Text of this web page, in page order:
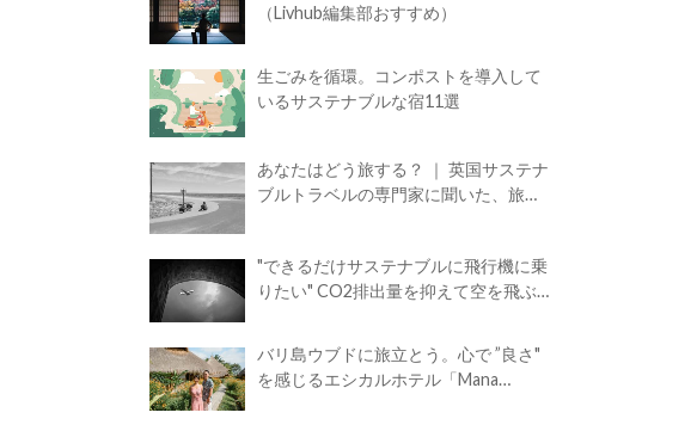
（Livhub編集部おすすめ）
生ごみを循環。コンポストを導入して
いるサステナブルな宿11選
あなたはどう旅する？ ｜ 英国サステナ
ブルトラベルの専門家に聞いた、旅の
"できるだけサステナブルに飛行機に乗
りたい" CO2排出量を抑えて空を飛ぶ
バリ島ウブドに旅立とう。心で ”良さ"
を感じるエシカルホテル「Mana